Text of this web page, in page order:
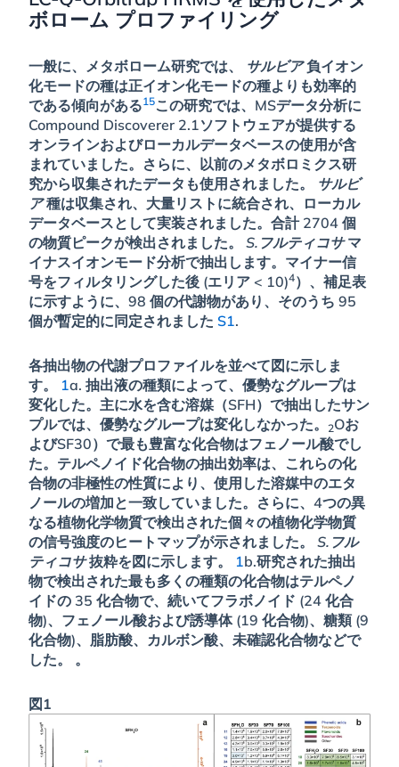
ボローム プロファイリング
一般に、メタボローム研究では、 サルビア負イオン
化モードの種は正イオン化モードの種よりも効率的
である傾向がある15この研究では、MSデータ分析に
Compound Discoverer 2.1ソフトウェアが提供する
オンラインおよびローカルデータベースの使用が含
まれていました。さらに、以前のメタボロミクス研
究から収集されたデータも使用されました。 サルビ
ア種は収集され、大量リストに統合され、ローカル
データベースとして実装されました。合計 2704 個
の物質ピークが検出されました。S.フルティコサマ
イナスイオンモード分析で抽出します。マイナー信
号をフィルタリングした後 (エリア < 10)4）、補足表
に示すように、98 個の代謝物があり、そのうち 95
個が暫定的に同定されましたS1.
各抽出物の代謝プロファイルを並べて図に示しま
す。 1a. 抽出液の種類によって、優勢なグループは
変化した。主に水を含む溶媒（SFH）で抽出したサン
プルでは、優勢なグループは変化しなかった。2Oお
よびSF30）で最も豊富な化合物はフェノール酸でし
た。テルペノイド化合物の抽出効率は、これらの化
合物の非極性の性質により、使用した溶媒中のエタ
ノールの増加と一致していました。さらに、4つの異
なる植物化学物質で検出された個々の植物化学物質
の信号強度のヒートマップが示されました。S.フル
ティコサ抜粋を図に示します。 1b.研究された抽出
物で検出された最も多くの種類の化合物はテルペノ
イドの 35 化合物で、続いてフラボノイド (24 化合
物)、フェノール酸および誘導体 (19 化合物)、糖類 (9
化合物)、脂肪酸、カルボン酸、未確認化合物などで
した。 。
図1